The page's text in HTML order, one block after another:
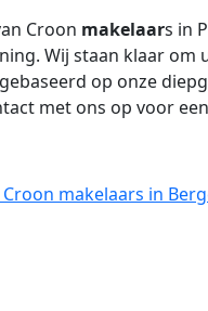
Croon makelaars in
Wij staan klaar om
op onze
met ons op voor
makelaars in